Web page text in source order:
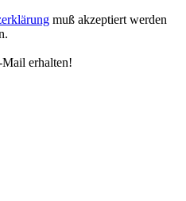
muß akzeptiert werden
erhalten!